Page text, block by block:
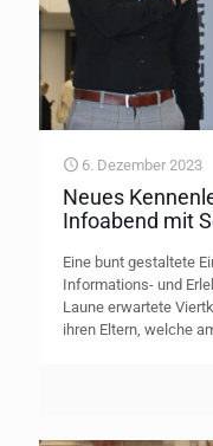
6. Dezember 2023
Neues
Infoabend mit
Eine bunt gestaltete
Informations- und
Laune erwartete
ihren Eltern, welche